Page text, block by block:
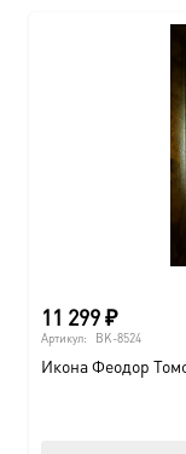
11 299₽
Артикул: BK-8524
Икона Феодор